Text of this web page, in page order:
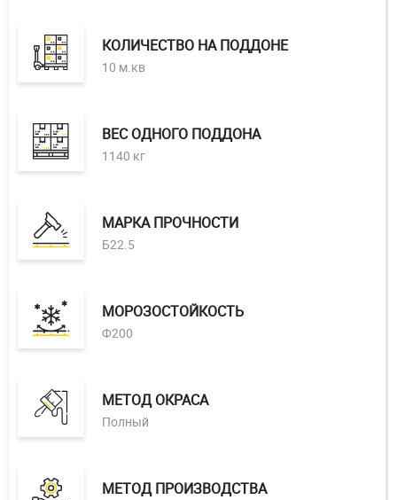
КОЛИЧЕСТВО НА ПОДДОНЕ
10 м.кв
ВЕС ОДНОГО ПОДДОНА
1140 кг
МАРКА ПРОЧНОСТИ
Б22.5
МОРОЗОСТОЙКОСТЬ
Ф200
МЕТОД ОКРАСА
Полный
МЕТОД ПРОИЗВОДСТВА